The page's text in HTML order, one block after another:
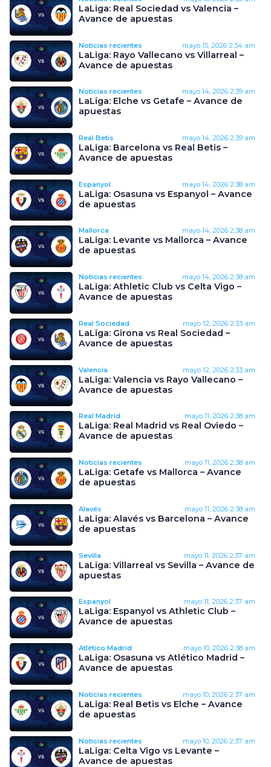
LaLiga: Real Sociedad vs Valencia –
Avance de apuestas
Noticias recientes mayo 15, 2026 2:34 am
LaLiga: Rayo Vallecano vs Villarreal –
Avance de apuestas
Noticias recientes mayo 14, 2026 2:39 am
LaLiga: Elche vs Getafe – Avance de
apuestas
Real Betis mayo 14, 2026 2:39 am
LaLiga: Barcelona vs Real Betis –
Avance de apuestas
Espanyol mayo 14, 2026 2:38 am
LaLiga: Osasuna vs Espanyol – Avance
de apuestas
Mallorca mayo 14, 2026 2:38 am
LaLiga: Levante vs Mallorca – Avance
de apuestas
Noticias recientes mayo 14, 2026 2:38 am
LaLiga: Athletic Club vs Celta Vigo –
Avance de apuestas
Real Sociedad mayo 12, 2026 2:33 am
LaLiga: Girona vs Real Sociedad –
Avance de apuestas
Valencia mayo 12, 2026 2:33 am
LaLiga: Valencia vs Rayo Vallecano –
Avance de apuestas
Real Madrid mayo 11, 2026 2:38 am
LaLiga: Real Madrid vs Real Oviedo –
Avance de apuestas
Noticias recientes mayo 11, 2026 2:38 am
LaLiga: Getafe vs Mallorca – Avance
de apuestas
Alavés mayo 11, 2026 2:38 am
LaLiga: Alavés vs Barcelona – Avance
de apuestas
Sevilla mayo 11, 2026 2:37 am
LaLiga: Villarreal vs Sevilla – Avance de
apuestas
Espanyol mayo 11, 2026 2:37 am
LaLiga: Espanyol vs Athletic Club –
Avance de apuestas
Atlético Madrid mayo 10, 2026 2:38 am
LaLiga: Osasuna vs Atlético Madrid –
Avance de apuestas
Noticias recientes mayo 10, 2026 2:37 am
LaLiga: Real Betis vs Elche – Avance
de apuestas
Noticias recientes mayo 10, 2026 2:37 am
LaLiga: Celta Vigo vs Levante –
Avance de apuestas